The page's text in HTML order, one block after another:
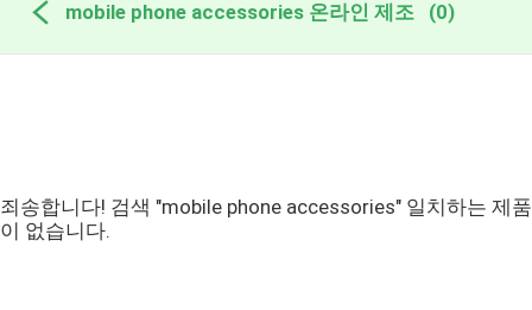
mobile phone accessories 온라인 제조 (0)
죄송합니다! 검색 "mobile phone accessories" 일치하는 제품
이 없습니다.